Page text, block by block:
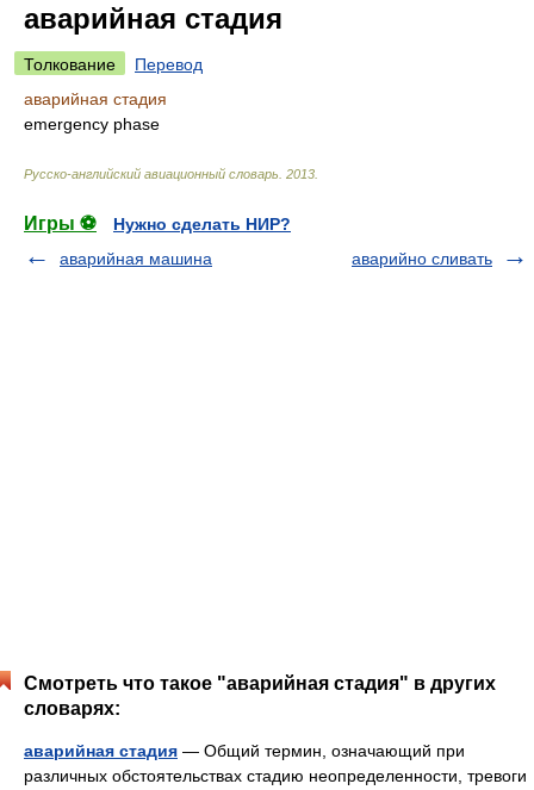
аварийная стадия
Толкование
Перевод
аварийная стадия
emergency phase
Русско-английский авиационный словарь 2013
Игры ⚽
Нужно сделать НИР?
аварийная машина
аварийно сливать
Смотреть что такое "аварийная стадия" в других
словарях:
аварийная стадия — Общий термин, означающий при
различных обстоятельствах стадию неопределенности, тревоги